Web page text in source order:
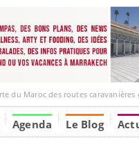
caravanières et de ses liens
Agenda Le Blog